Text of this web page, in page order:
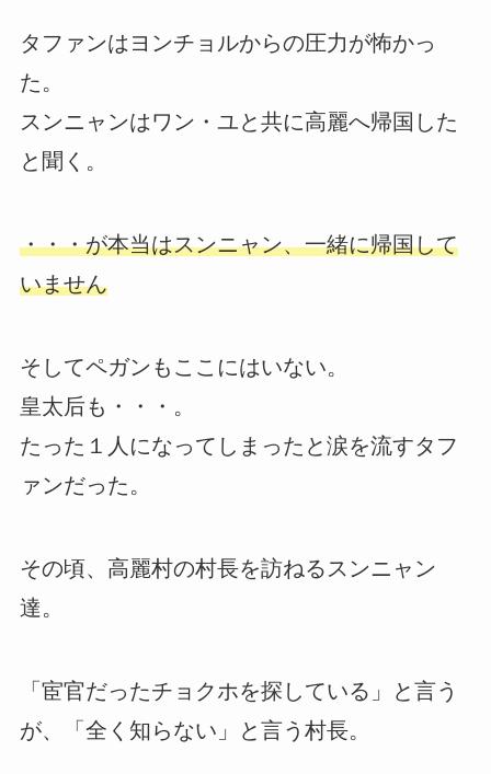
タファンはヨンチョルからの圧力が怖かっ
た。
スンニャンはワン・ユと共に高麗へ帰国した
と聞く。
・・・が本当はスンニャン、一緒に帰国して
いません
そしてペガンもここにはいない。
皇太后も・・・。
たった１人になってしまったと涙を流すタフ
ァンだった。
その頃、高麗村の村長を訪ねるスンニャン
達。
「宦官だったチョクホを探している」と言う
が、「全く知らない」と言う村長。